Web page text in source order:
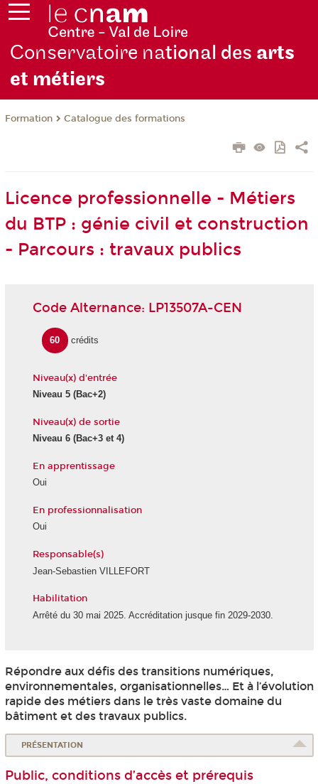
Conservatoire national des arts
et métiers
Formation Catalogue des formations
Licence professionnelle - Métiers
du BTP : génie civil et construction
- Parcours : travaux publics
Code Alternance: LP13507A-CEN
60 crédits
Niveau(x) d'entrée
Niveau 5 (Bac+2)
Niveau(x) de sortie
Niveau 6 (Bac+3 et 4)
En apprentissage
Oui
En professionnalisation
Oui
Responsable(s)
Jean-Sebastien VILLEFORT
Habilitation
Arrêté du 30 mai 2025. Accréditation jusque fin 2029-2030.
Répondre aux défis des transitions numériques,
environnementales, organisationnelles… Et à l’évolution
rapide des métiers dans le très vaste domaine du
bâtiment et des travaux publics.
PRÉSENTATION
Public, conditions d’accès et prérequis